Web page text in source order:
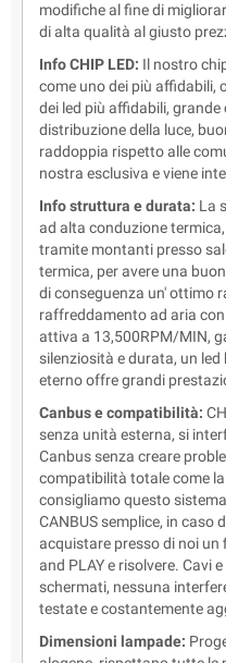
modifiche al fine di
di alta qualità al giusto
Info CHIP LED: Il nostro
come uno dei più
dei led più affidabili,
distribuzione della luce,
raddoppia rispetto alle
nostra esclusiva e viene
Info struttura e durata: La
ad alta conduzione
tramite montanti presso
termica, per avere una
di conseguenza un' ottimo
raffreddamento ad aria
attiva a 13,500RPM/MIN,
silenziosità e durata, un
eterno offre grandi
Canbus e compatibilità:
senza unità esterna, si
Canbus senza creare
compatibilità totale come
consigliamo questo
CANBUS semplice, in caso
acquistare presso di noi
and PLAY e risolvere. Cavi
schermati, nessuna
testate e costantemente
Dimensioni lampade: